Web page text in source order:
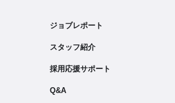
ジョブレポート
スタッフ紹介
採用応援サポート
Q&A